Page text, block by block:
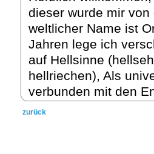
dieser wurde mir
weltlicher Name ist
Jahren lege ich
auf Hellsinne
hellriechen), Als
verbunden mit den
zurück